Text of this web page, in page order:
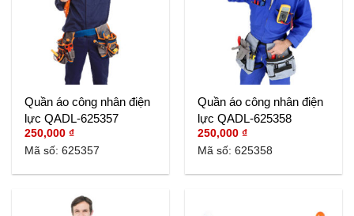
Quần áo công nhân điện
lực QADL-625357
250,000₫
Mã số: 625357
Quần áo công nhân điện
lực QADL-625358
250,000₫
Mã số: 625358